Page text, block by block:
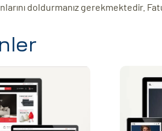
doldurmanız gerekmektedir.